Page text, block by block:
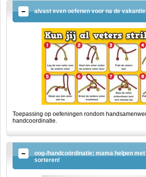
alvast even oefenen voor na de
Toepassing op oefeningen rondom
handcoordinatie.
oog-/handcoördinatie; mama helpen met
sorteren!